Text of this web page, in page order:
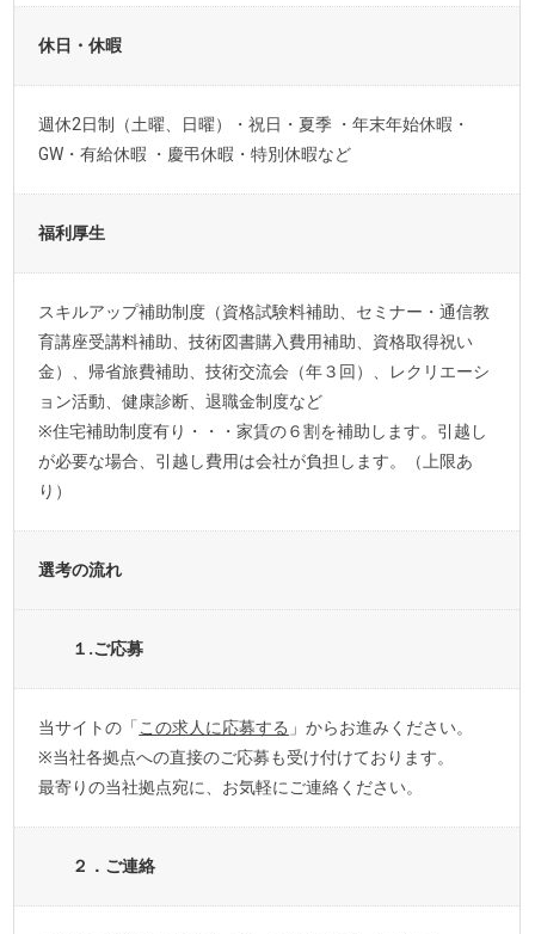
休日・休暇
週休2日制（土曜、日曜）・祝日・夏季 ・年末年始休暇・
GW・有給休暇 ・慶弔休暇・特別休暇など
福利厚生
スキルアップ補助制度（資格試験料補助、セミナー・通信教
育講座受講料補助、技術図書購入費用補助、資格取得祝い
金）、帰省旅費補助、技術交流会（年３回）、レクリエーシ
ョン活動、健康診断、退職金制度など
※住宅補助制度有り・・・家賃の６割を補助します。引越し
が必要な場合、引越し費用は会社が負担します。（上限あ
り）
選考の流れ
１.ご応募
当サイトの「この求人に応募する 」からお進みください。
※当社各拠点への直接のご応募も受け付けております。
最寄りの当社拠点宛に、お気軽にご連絡ください。
２．ご連絡